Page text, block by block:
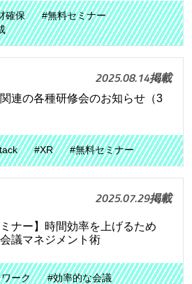
確保
#無料セミナー
2025.08.14掲載
連の各種研修会のお知らせ（3
#XR #無料セミナー
2025.07.29掲載
ナー】時間効率を上げるため
議マネジメント術
ーク
#効率的な会議